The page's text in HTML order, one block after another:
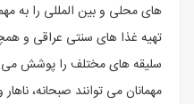
های محلی و بین ‌المللی را به
تهیه غذا های سنتی عراقی و
سلیقه ‌های مختلف را پوشش
مهمانان می ‌توانند صبحانه،